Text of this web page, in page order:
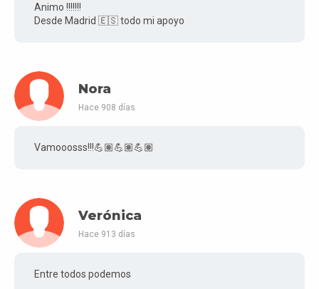
Animo !!!!!!!
Desde Madrid 🇪🇸 todo mi apoyo
Nora
Hace 908 días
Vamooosss!!!💪🏽💪🏽💪🏽
Verónica
Hace 913 días
Entre todos podemos